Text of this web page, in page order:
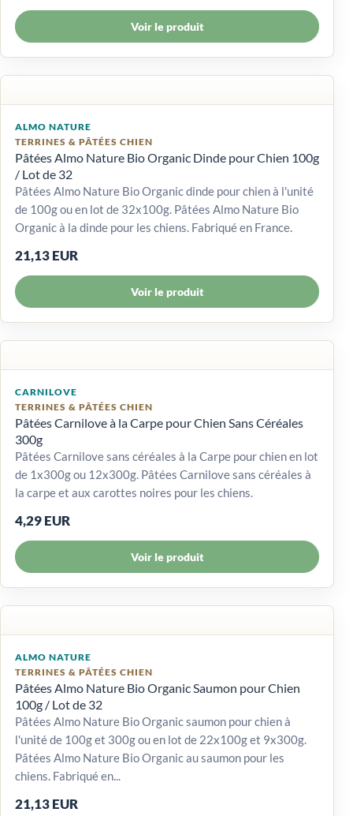
Voir le produit
ALMO NATURE
TERRINES & PÂTÉES CHIEN
Pâtées Almo Nature Bio Organic Dinde pour Chien 100g
/ Lot de 32
Pâtées Almo Nature Bio Organic dinde pour chien à l'unité
de 100g ou en lot de 32x100g. Pâtées Almo Nature Bio
Organic à la dinde pour les chiens. Fabriqué en France.
21,13 EUR
Voir le produit
CARNILOVE
TERRINES & PÂTÉES CHIEN
Pâtées Carnilove à la Carpe pour Chien Sans Céréales
300g
Pâtées Carnilove sans céréales à la Carpe pour chien en lot
de 1x300g ou 12x300g. Pâtées Carnilove sans céréales à
la carpe et aux carottes noires pour les chiens.
4,29 EUR
Voir le produit
ALMO NATURE
TERRINES & PÂTÉES CHIEN
Pâtées Almo Nature Bio Organic Saumon pour Chien
100g / Lot de 32
Pâtées Almo Nature Bio Organic saumon pour chien à
l'unité de 100g et 300g ou en lot de 22x100g et 9x300g.
Pâtées Almo Nature Bio Organic au saumon pour les
chiens. Fabriqué en...
21,13 EUR